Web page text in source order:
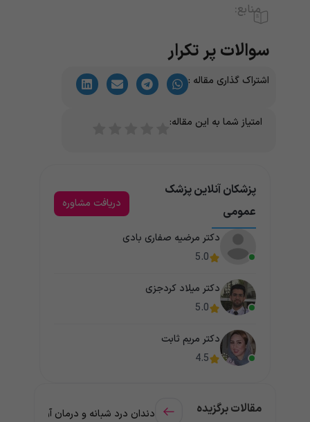
منابع:
سوالات پر تکرار
اشتراک گذاری مقاله :
امتیاز شما به این مقاله:
پزشکان آنلاین پزشک
عمومی
دریافت مشاوره
دکتر مرضیه صفاری بادی
5.0
دکتر میلاد کردجزی
5.0
دکتر مریم ثابت
4.5
مقالات برگزیده دندان درد شبانه و درمان آن +